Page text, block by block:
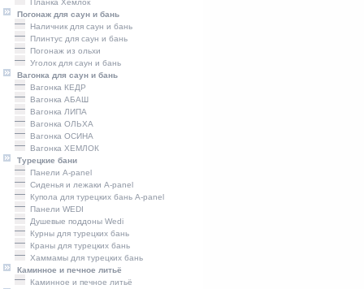
Планка Хемлок
Погонаж для саун и бань
Наличник для саун и бань
Плинтус для саун и бань
Погонаж из ольхи
Уголок для саун и бань
Вагонка для саун и бань
Вагонка КЕДР
Вагонка АБАШ
Вагонка ЛИПА
Вагонка ОЛЬХА
Вагонка ОСИНА
Вагонка ХЕМЛОК
Турецкие бани
Панели A-panel
Сиденья и лежаки A-panel
Купола для турецких бань A-panel
Панели WEDI
Душевые поддоны Wedi
Курны для турецких бань
Краны для турецких бань
Хаммамы для турецких бань
Каминное и печное литьё
Каминное и печное литьё